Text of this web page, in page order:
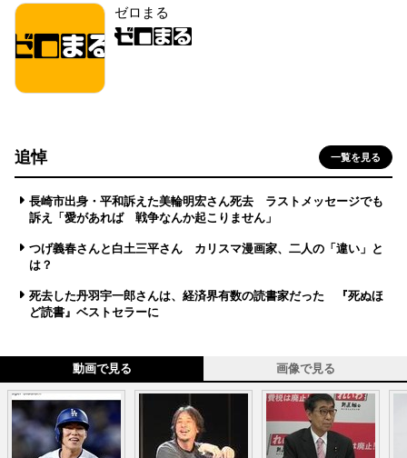
ゼロまる
追悼 一覧を見る
長崎市出身・平和訴えた美輪明宏さん死去 ラストメッセージでも
訴え「愛があれば 戦争なんか起こりません」
つげ義春さんと白土三平さん カリスマ漫画家、二人の「違い」と
は？
死去した丹羽宇一郎さんは、経済界有数の読書家だった 『死ぬほ
ど読書』ベストセラーに
動画で見る 画像で見る